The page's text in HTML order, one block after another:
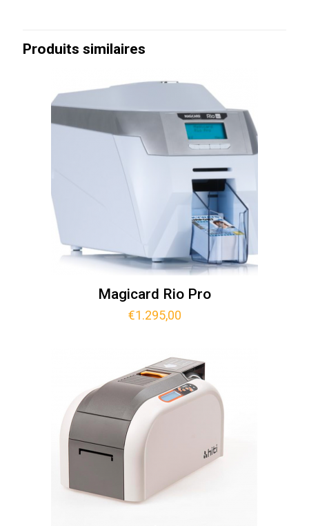
Produits similaires
Magicard Rio Pro
€1.295,00